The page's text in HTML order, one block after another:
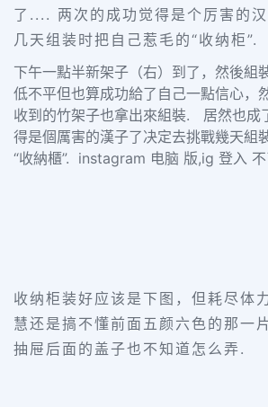
了.... 两次的成功觉得是个厉害的
几天组装时把自己惹毛的“收纳柜”.
下午一點半新架子（右）到了，然後組
低不平但也算成功給了自己一點信心，
收到的竹架子也拿出來組裝. 居然也
得是個厲害的漢子了决定去挑戰幾天組
“收納櫃”. instagram 电脑 版,ig 登入
收纳柜装好应该是下图，但耗尽体
慧还是搞不懂前面五颜六色的那一
抽屉后面的盖子也不知道怎么弄.